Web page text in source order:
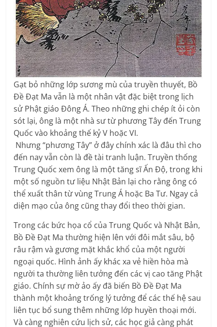
Gạt bỏ những lớp sương mù của truyền thuyết, Bồ
Đề Đạt Ma vẫn là một nhân vật đặc biệt trong lịch
sử Phật giáo Đông Á. Theo những ghi chép ít ỏi còn
sót lại, ông là một nhà sư từ phương Tây đến Trung
Quốc vào khoảng thế kỷ V hoặc VI.
Nhưng “phương Tây” ở đây chính xác là đâu thì cho
đến nay vẫn còn là đề tài tranh luận. Truyền thống
Trung Quốc xem ông là một tăng sĩ Ấn Độ, trong khi
một số nguồn tư liệu Nhật Bản lại cho rằng ông có
thể xuất thân từ vùng Trung Á hoặc Ba Tư. Ngay cả
diện mạo của ông cũng thay đổi theo thời gian.
Trong các bức họa cổ của Trung Quốc và Nhật Bản,
Bồ Đề Đạt Ma thường hiện lên với đôi mắt sâu, bộ
râu rậm và gương mặt khắc khổ của một người
ngoại quốc. Hình ảnh ấy khác xa vẻ hiền hòa mà
người ta thường liên tưởng đến các vị cao tăng Phật
giáo. Chính sự mờ ảo ấy đã biến Bồ Đề Đạt Ma
thành một khoảng trống lý tưởng để các thế hệ sau
liên tục bổ sung thêm những lớp huyền thoại mới.
Và càng nghiên cứu lịch sử, các học giả càng phát